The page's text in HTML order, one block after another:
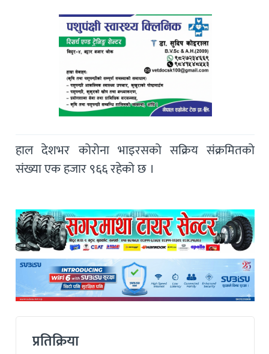
हाल देशभर कोरोना भाइरसको सक्रिय संक्रमितको
संख्या एक हजार ९६६ रहेको छ ।
प्रतिक्रिया